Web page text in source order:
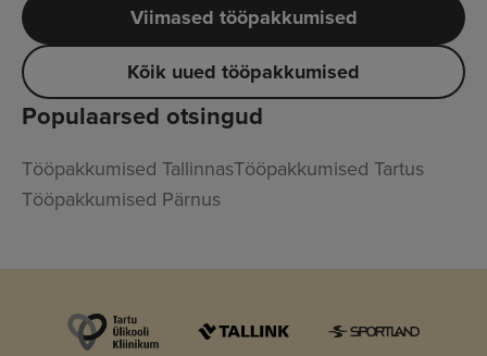
Viimased tööpakkumised
Kõik uued tööpakkumised
Populaarsed otsingud
Tööpakkumised TallinnasTööpakkumised Tartus
Tööpakkumised Pärnus